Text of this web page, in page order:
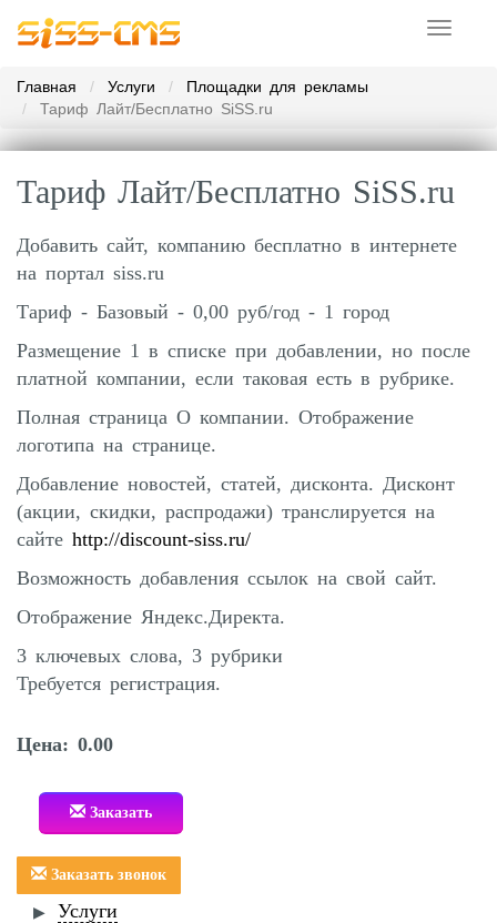
Toggle
Главная
Услуги
Площадки для рекламы
Тариф Лайт/Бесплатно SiSS.ru
Тариф Лайт/Бесплатно SiSS.ru
Добавить сайт, компанию бесплатно в интернете
на портал siss.ru
Тариф - Базовый - 0,00 руб/год - 1 город
Размещение 1 в списке при добавлении, но после
платной компании, если таковая есть в рубрике.
Полная страница О компании. Отображение
логотипа на странице.
Добавление новостей, статей, дисконта. Дисконт
(акции, скидки, распродажи) транслируется на
сайте http://discount-siss.ru/
Возможность добавления ссылок на свой сайт.
Отображение Яндекс.Директа.
3 ключевых слова, 3 рубрики
Требуется регистрация.
Цена: 0.00
Заказать
Заказать звонок
Услуги